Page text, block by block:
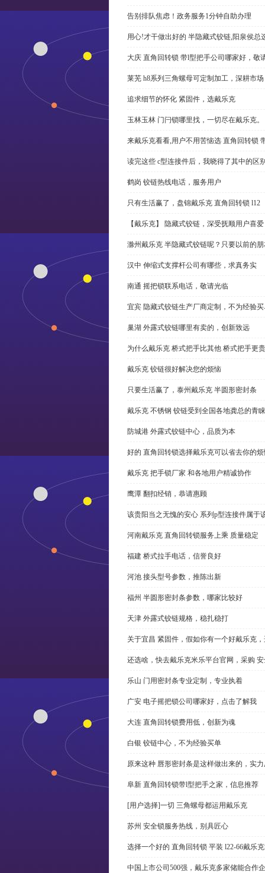
告别排队焦虑！政务服务1分钟自助办理
用心!才干做出好的 半隐藏式铰链,阳泉侯总
大庆 直角回转锁 带l型把手公司哪家好，敬
莱芜 h8系列三角螺母可定制加工，深耕市场
追求细节的怀化 紧固件，选戴乐克
玉林玉林 门闩锁哪里找，一切尽在戴乐克。
来戴乐克看看,用户不用苦恼选 直角回转锁
读完这些 c型连接件后，我晓得了其中的区
鹤岗 铰链热线电话，服务用户
只有生活赢了，盘锦戴乐克 直角回转锁 l12
【戴乐克】 隐藏式铰链，深受抚顺用户喜
滁州戴乐克 半隐藏式铰链呢？只要以前的
汉中 伸缩式支撑杆公司有哪些，求真务实
南通 摇把锁联系电话，敬请光临
宜宾 隐藏式铰链生产厂商定制，不为经验
巢湖 外露式铰链哪里有卖的，创新致远
为什么戴乐克 桥式把手比其他 桥式把手更
戴乐克 铰链很好解决您的烦恼
只要生活赢了，泰州戴乐克 半圆形密封条
戴乐克 不锈钢 铰链受到全国各地龚总的青睐
防城港 外露式铰链中心，品质为本
好的 直角回转锁选择戴乐克可以省去你的
戴乐克 把手锁厂家 和各地用户精诚协作
鹰潭 翻扣经销，恭请惠顾
该贵阳当之无愧的安心 系列p型连接件属于
河南戴乐克 直角回转锁服务上乘 质量稳定
福建 桥式拉手电话，信誉良好
河池 接头型号参数，推陈出新
福州 半圆形密封条参数，哪家比较好
天津 外露式铰链规格，稳扎稳打
关于宜昌 紧固件，假如你有一个好戴乐克
还选啥，快去戴乐克米乐平台官网，采购
乐山 门用密封条专业定制，专业执着
广安 电子摇把锁公司哪家好，点击了解我
大连 直角回转锁费用低，创新为魂
白银 铰链中心，不为经验买单
原来这种 唇形密封条是这样做出来的，实
阜新 直角回转锁带l型把手之家，信息推荐
[用户选择]一切 三角螺母都运用戴乐克
苏州 安全锁服务热线，别具匠心
选择一个好的 直角回转锁 平装 l22-66戴乐
中国上市公司500强，戴乐克多家储能合作